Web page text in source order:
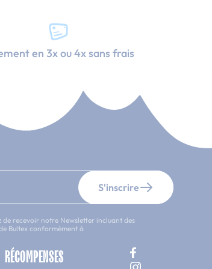
en 3x ou 4x sans frais
S'inscrire
de recevoir notre Newsletter incluant des
Bultex conformément à
RÉCOMPENSES